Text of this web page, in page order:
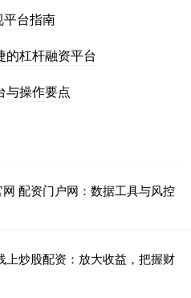
台指南
的杠杆融资平台
与操作要点
配资门户网：数据工具与风控
上炒股配资：放大收益，把握财